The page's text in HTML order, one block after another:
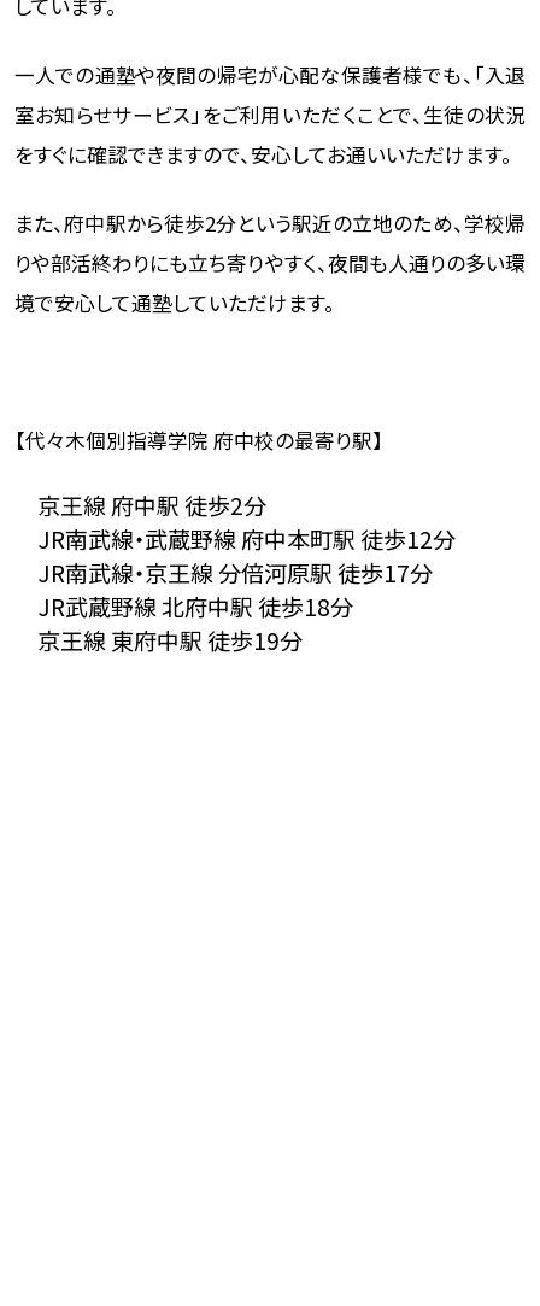
しています。
一人での通塾や夜間の帰宅が心配な保護者様でも、「入退
室お知らせサービス」をご利用いただくことで、生徒の状況
をすぐに確認できますので、安心してお通いいただけます。
また、府中駅から徒歩2分という駅近の立地のため、学校帰
りや部活終わりにも立ち寄りやすく、夜間も人通りの多い環
境で安心して通塾していただけます。
【代々木個別指導学院 府中校の最寄り駅】
京王線 府中駅 徒歩2分
JR南武線・武蔵野線 府中本町駅 徒歩12分
JR南武線・京王線 分倍河原駅 徒歩17分
JR武蔵野線 北府中駅 徒歩18分
京王線 東府中駅 徒歩19分